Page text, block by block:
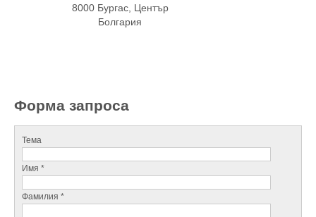
8000 Бургас, Център
Болгария
Форма запроса
Тема
Имя *
Фамилия *